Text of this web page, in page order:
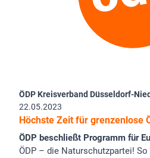
ÖDP Kreisverband Düsseldorf-
22.05.2023
Höchste Zeit für grenzenlose
ÖDP beschließt Programm für
ÖDP – die Naturschutzpartei!